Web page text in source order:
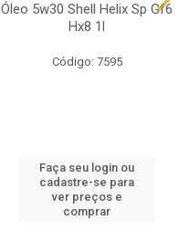
Óleo 5w30 Shell Helix Sp Gf6
Hx8 1l
Código: 7595
Faça seu login ou
cadastre-se para
ver preços e
comprar